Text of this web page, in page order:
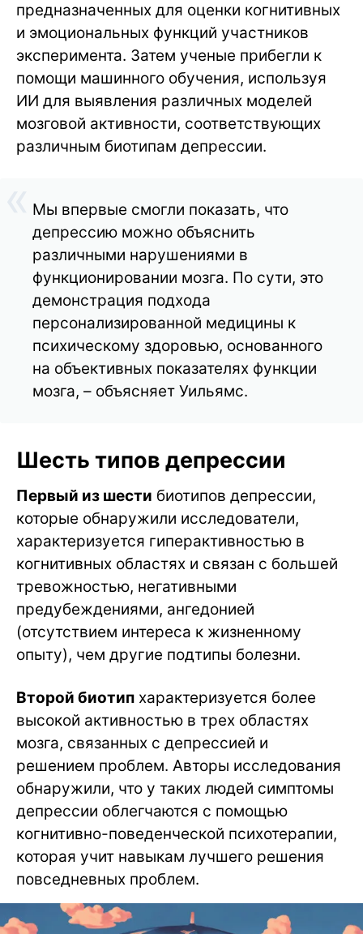
предназначенных для оценки когнитивных
и эмоциональных функций участников
эксперимента. Затем ученые прибегли к
помощи машинного обучения, используя
ИИ для выявления различных моделей
мозговой активности, соответствующих
различным биотипам депрессии.
Мы впервые смогли показать, что
депрессию можно объяснить
различными нарушениями в
функционировании мозга. По сути, это
демонстрация подхода
персонализированной медицины к
психическому здоровью, основанного
на объективных показателях функции
мозга, – объясняет Уильямс.
Шесть типов депрессии
Первый из шести биотипов депрессии,
которые обнаружили исследователи,
характеризуется гиперактивностью в
когнитивных областях и связан с большей
тревожностью, негативными
предубеждениями, ангедонией
(отсутствием интереса к жизненному
опыту), чем другие подтипы болезни.
Второй биотип характеризуется более
высокой активностью в трех областях
мозга, связанных с депрессией и
решением проблем. Авторы исследования
обнаружили, что у таких людей симптомы
депрессии облегчаются с помощью
когнитивно-поведенческой психотерапии,
которая учит навыкам лучшего решения
повседневных проблем.